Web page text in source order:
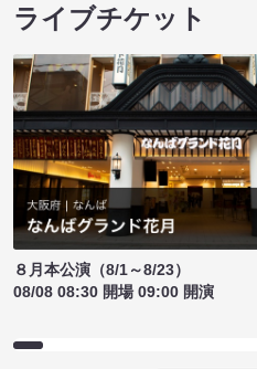
ライブチケット
８月本公演（8/1～8/23）
08/08 08:30 開場 09:00 開演